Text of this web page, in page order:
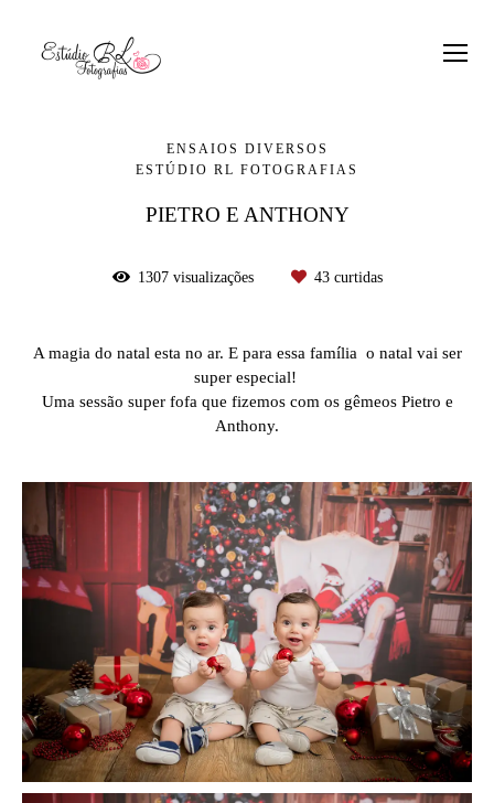
ENSAIOS DIVERSOS
ESTÚDIO RL FOTOGRAFIAS
PIETRO E ANTHONY
1307visualizações 43curtidas
A magia do natal esta no ar. E para essa família o natal vai ser
super especial!
Uma sessão super fofa que fizemos com os gêmeos Pietro e
Anthony.